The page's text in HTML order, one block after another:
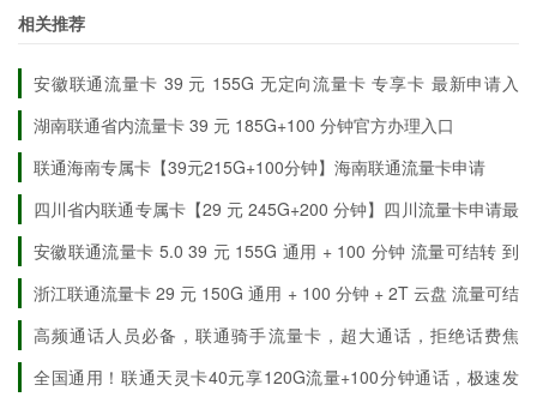
相关推荐
安徽联通流量卡 39 元 155G 无定向流量卡 专享卡 最新申请入
口湖南联通省内流量卡 39 元 185G+100 分钟官方办理入口
联通海南专属卡【39元215G+100分钟】海南联通流量卡申请
四川省内联通专属卡【29 元 245G+200 分钟】四川流量卡申请最
新优惠详情
安徽联通流量卡 5.0 39 元 155G 通用 + 100 分钟 流量可结转 到
期自动续约
浙江联通流量卡 29 元 150G 通用 + 100 分钟 + 2T 云盘 流量可结
转高频通话人员必备，联通骑手流量卡，超大通话，拒绝话费焦
虑！
全国通用！联通天灵卡40元享120G流量+100分钟通话，极速发